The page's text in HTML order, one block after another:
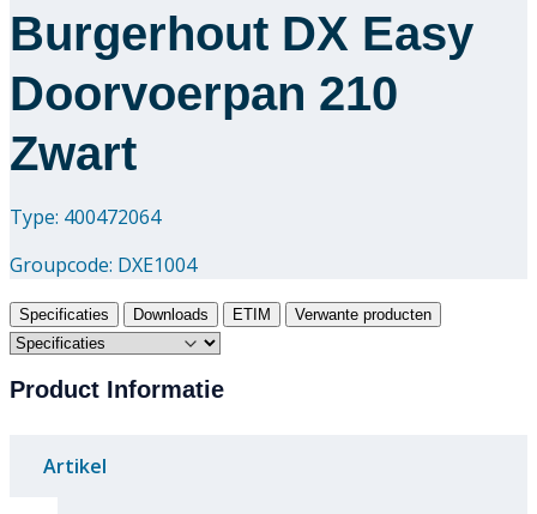
Burgerhout DX Easy
Doorvoerpan 210
Zwart
Type: 400472064
Groupcode: DXE1004
Specificaties Downloads ETIM Verwante producten
Product Informatie
Artikel